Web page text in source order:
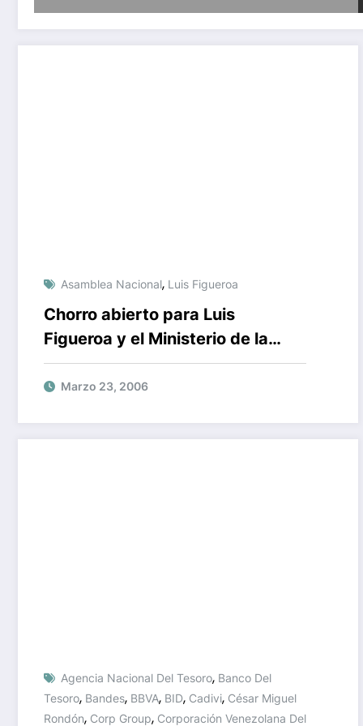
Asamblea Nacional, Luis Figueroa
Chorro abierto para Luis
Figueroa y el Ministerio de la
Vivienda
Marzo 23, 2006
Agencia Nacional Del Tesoro, Banco Del
Tesoro, Bandes, BBVA, BID, Cadivi, César Miguel
Rondón, Corp Group, Corporación Venezolana Del